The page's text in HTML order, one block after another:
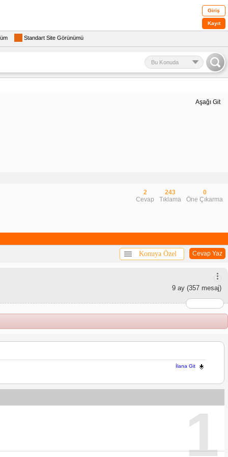
Giriş
Kayıt
Standart Site Görünümü
Bu Konuda
Aşağı Git
2
Cevap
243
Tıklama
0
Öne Çıkarma
Cevap Yaz
Konuya Özel
9 ay (357 mesaj)
İlana Git
1